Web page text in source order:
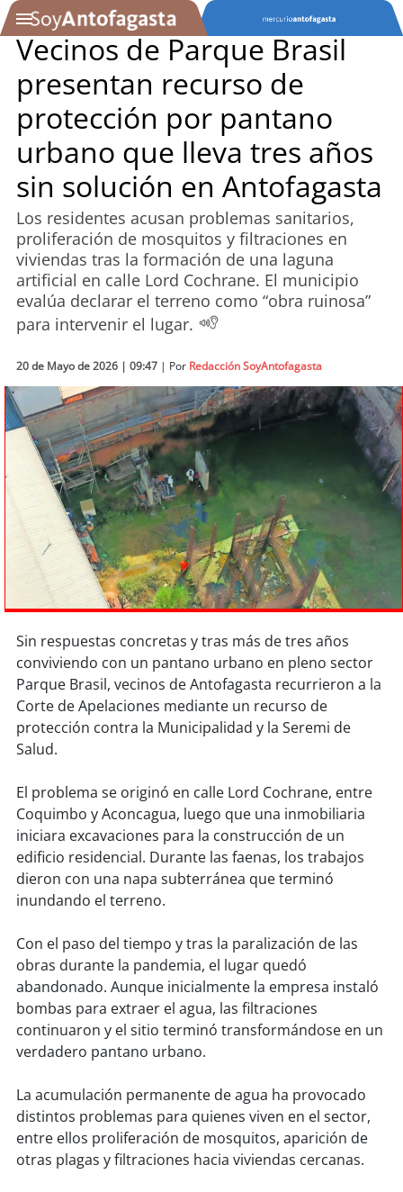
SOYTV
Podcast
Actualidad
Entretención
Economía
Deportes
Tecnología
Sostenibilidad
soychile
soyarica
soy iquique
soy calama
soyantofagasta
soy copiapó
soyvalparaíso
soysanantonio
soy chillán
soysancarlos
soytalcahuano
soyconcepción
soycoronel
soytemuco
soyvaldivia
Vecinos de Parque Brasil
presentan recurso de
protección por pantano
urbano que lleva tres años
sin solución en Antofagasta
Los residentes acusan problemas sanitarios,
proliferación de mosquitos y filtraciones en
viviendas tras la formación de una laguna
artificial en calle Lord Cochrane. El municipio
evalúa declarar el terreno como “obra ruinosa”
para intervenir el lugar.
20 de Mayo de 2026 | 09:47 | Por Redacción SoyAntofagasta
Sin respuestas concretas y tras más de tres años
conviviendo con un pantano urbano en pleno sector
Parque Brasil, vecinos de Antofagasta recurrieron a la
Corte de Apelaciones mediante un recurso de
protección contra la Municipalidad y la Seremi de
Salud.
El problema se originó en calle Lord Cochrane, entre
Coquimbo y Aconcagua, luego que una inmobiliaria
iniciara excavaciones para la construcción de un
edificio residencial. Durante las faenas, los trabajos
dieron con una napa subterránea que terminó
inundando el terreno.
Con el paso del tiempo y tras la paralización de las
obras durante la pandemia, el lugar quedó
abandonado. Aunque inicialmente la empresa instaló
bombas para extraer el agua, las filtraciones
continuaron y el sitio terminó transformándose en un
verdadero pantano urbano.
La acumulación permanente de agua ha provocado
distintos problemas para quienes viven en el sector,
entre ellos proliferación de mosquitos, aparición de
otras plagas y filtraciones hacia viviendas cercanas.